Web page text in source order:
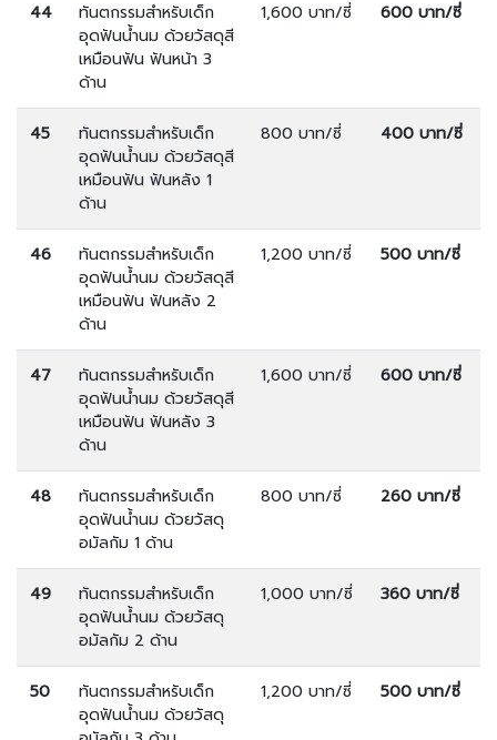
44
ทันตกรรมสำหรับเด็ก
อุดฟันน้ำนม ด้วยวัสดุสี
เหมือนฟัน ฟันหน้า 3
ด้าน
1,600 บาท/ซี่ 600 บาท/ซี่
45
ทันตกรรมสำหรับเด็ก
อุดฟันน้ำนม ด้วยวัสดุสี
เหมือนฟัน ฟันหลัง 1
ด้าน
800 บาท/ซี่ 400 บาท/ซี่
46
ทันตกรรมสำหรับเด็ก
อุดฟันน้ำนม ด้วยวัสดุสี
เหมือนฟัน ฟันหลัง 2
ด้าน
1,200 บาท/ซี่ 500 บาท/ซี่
47
ทันตกรรมสำหรับเด็ก
อุดฟันน้ำนม ด้วยวัสดุสี
เหมือนฟัน ฟันหลัง 3
ด้าน
1,600 บาท/ซี่ 600 บาท/ซี่
48
ทันตกรรมสำหรับเด็ก
อุดฟันน้ำนม ด้วยวัสดุ
อมัลกัม 1 ด้าน
800 บาท/ซี่ 260 บาท/ซี่
49
ทันตกรรมสำหรับเด็ก
อุดฟันน้ำนม ด้วยวัสดุ
อมัลกัม 2 ด้าน
1,000 บาท/ซี่ 360 บาท/ซี่
50
ทันตกรรมสำหรับเด็ก
อุดฟันน้ำนม ด้วยวัสดุ
1,200 บาท/ซี่ 500 บาท/ซี่